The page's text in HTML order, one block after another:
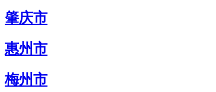
肇庆市
惠州市
梅州市